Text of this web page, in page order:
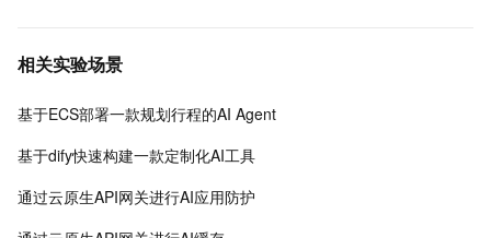
DSW云原生交互式建模平台、PAI-DLC云原生AI基础平
征、万亿样本规模加速训练，百余落地场景，全面提升
工程效率。
相关实验场景
基于ECS部署一款规划行程的AI Agent
基于dify快速构建一款定制化AI工具
通过云原生API网关进行AI应用防护